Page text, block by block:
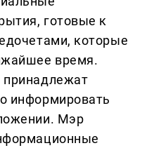
готовые к
которые
время.
принадлежат
информировать
Мэр